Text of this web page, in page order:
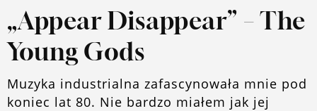
„Appear Disappear” – The
Young Gods
Muzyka industrialna zafascynowała mnie pod
koniec lat 80. Nie bardzo miałem jak jej